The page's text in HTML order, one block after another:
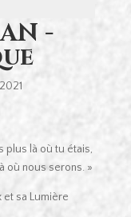
-
plus là où tu étais,
où nous serons. »
et sa Lumière